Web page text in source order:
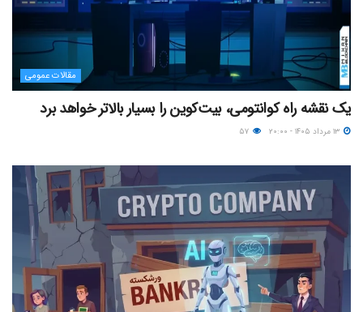
مقالات عمومی
یک نقشه راه کوانتومی، بیت‌کوین را بسیار بالاتر خواهد برد